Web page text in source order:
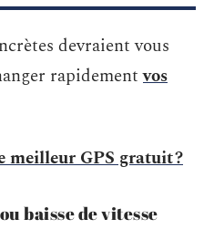
devraient vous
rapidementvos
meilleur GPS gratuit ?
baisse de vitesse